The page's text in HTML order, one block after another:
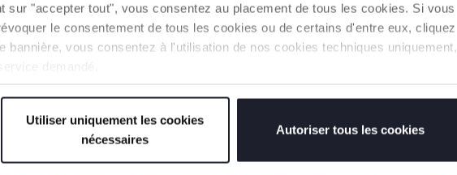
sur "accepter tout", vous consentez au placement de tous les cookies. Si vous
le consentement de tous les cookies ou de certains d'entre eux, cliquez
bannière, vous consentez à l'utilisation de nos cookies techniques uniquement,
Utiliser uniquement les cookies
nécessaires
Autoriser tous les cookies